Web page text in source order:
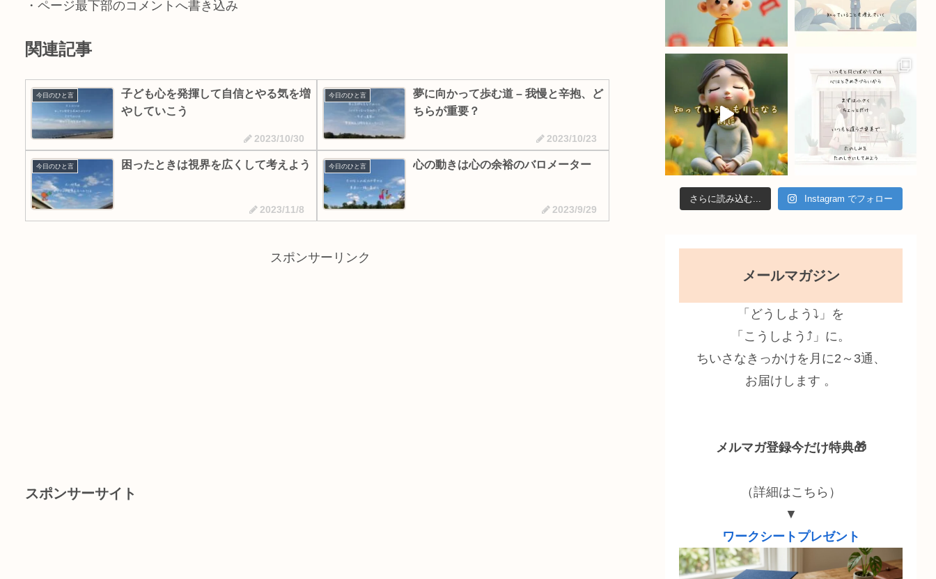
・ページ最下部のコメントへ書き込み
関連記事
今日のひと言
子ども心を発揮して自信とやる気を増
やしていこう
2023/10/30
今日のひと言
夢に向かって歩む道 – 我慢と辛抱、ど
ちらが重要？
2023/10/23
今日のひと言 困ったときは視界を広くして考えよう
2023/11/8
今日のひと言 心の動きは心の余裕のバロメーター
2023/9/29
スポンサーリンク
スポンサーサイト
h
n
el
さらに読み込む... Instagram でフォロー
メールマガジン
「どうしよう⤵」を
「こうしよう⤴」に。
ちいさなきっかけを月に2～3通、
お届けします 。
メルマガ登録今だけ特典🎁
（詳細はこちら）
▼
ワークシートプレゼント